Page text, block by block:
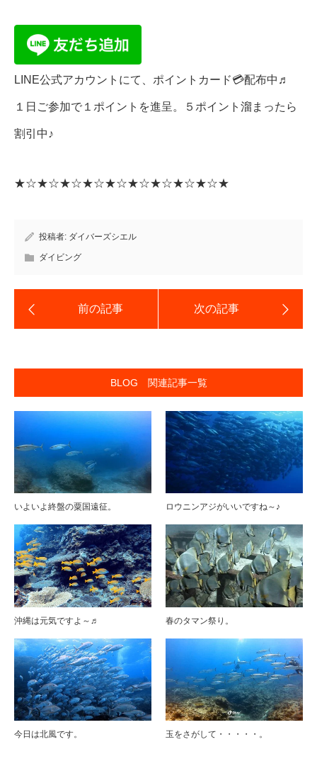
LINE公式アカウントにて、ポイントカード💳配布中♬
１日ご参加で１ポイントを進呈。５ポイント溜まったら
割引中♪
★☆★☆★☆★☆★☆★☆★☆★☆★☆★
投稿者: ダイバーズシエル
ダイビング
BLOG 関連記事一覧
いよいよ終盤の粟国遠征。 ロウニンアジがいいですね～♪
沖縄は元気ですよ～♬ 春のタマン祭り。
今日は北風です。 玉をさがして・・・・・。